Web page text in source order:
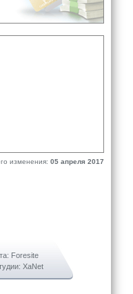
изменения: 05 апреля 2017
Foresite
XaNet